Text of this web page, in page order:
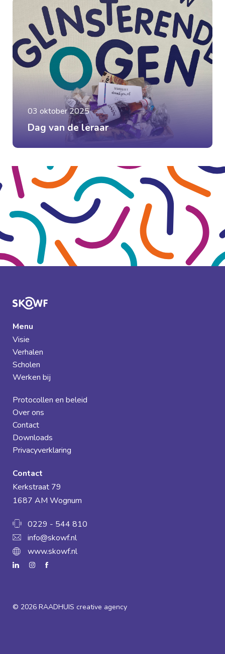
03 oktober 2025
Dag van de leraar
Menu
Visie
Verhalen
Scholen
Werken bij
Protocollen en beleid
Over ons
Contact
Downloads
Privacyverklaring
Contact
Kerkstraat 79
1687 AM Wognum
0229 - 544 810
info@skowf.nl
www.skowf.nl
© 2026 RAADHUIS creative agency